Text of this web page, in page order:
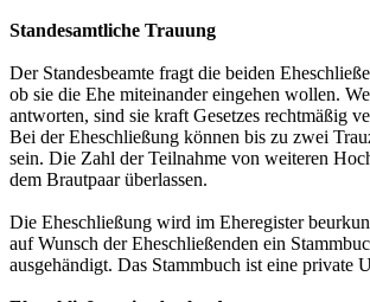
Standesamtliche Trauung
Der Standesbeamte fragt die beiden
ob sie die Ehe miteinander eingehen wollen.
antworten, sind sie kraft Gesetzes rechtmäßig
Bei der Eheschließung können bis zu zwei
sein. Die Zahl der Teilnahme von weiteren
dem Brautpaar überlassen.
Die Eheschließung wird im Eheregister
auf Wunsch der Eheschließenden ein
ausgehändigt. Das Stammbuch ist eine private